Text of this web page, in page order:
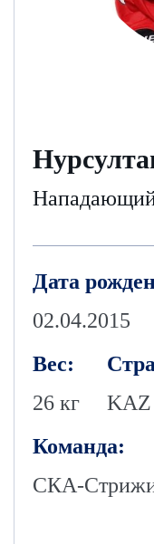
Дата
02.04.2015
Вес:
26 кг
KAZ
Команда:
СКА-